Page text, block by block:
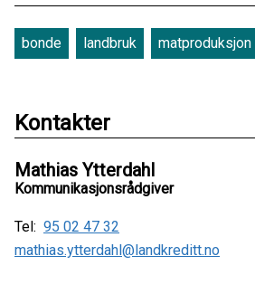
bonde landbruk matproduksjon
Kontakter
Mathias Ytterdahl
Kommunikasjonsrådgiver
Tel: 95 02 47 32
mathias.ytterdahl@landkreditt.no